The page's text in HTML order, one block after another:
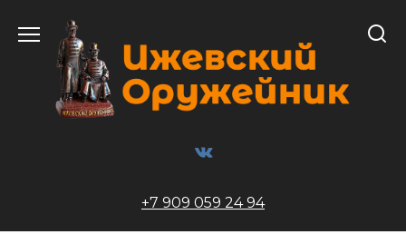
содержанию
+7 909 059 24 94